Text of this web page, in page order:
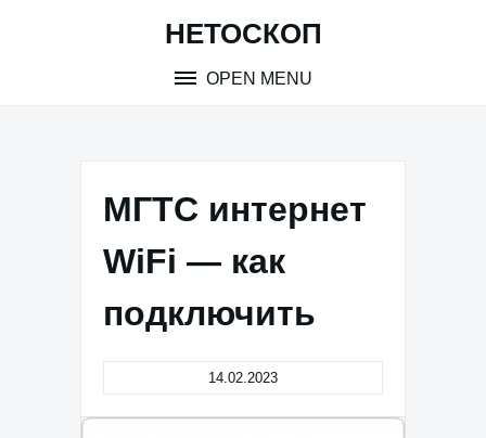
НЕТОСКОП
OPEN MENU
МГТС интернет
WiFi — как
подключить
14.02.2023